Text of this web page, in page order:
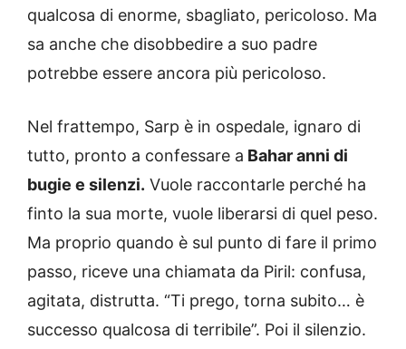
qualcosa di enorme, sbagliato, pericoloso. Ma
sa anche che disobbedire a suo padre
potrebbe essere ancora più pericoloso.
Nel frattempo, Sarp è in ospedale, ignaro di
tutto, pronto a confessare a Bahar anni di
bugie e silenzi. Vuole raccontarle perché ha
finto la sua morte, vuole liberarsi di quel peso.
Ma proprio quando è sul punto di fare il primo
passo, riceve una chiamata da Piril: confusa,
agitata, distrutta. “Ti prego, torna subito… è
successo qualcosa di terribile”. Poi il silenzio.